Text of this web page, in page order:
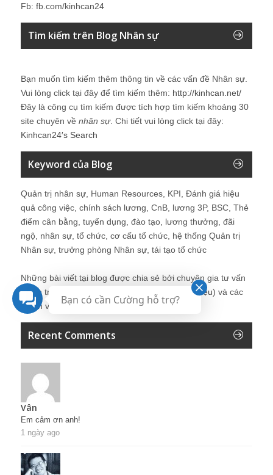
Fb: fb.com/kinhcan24
Tìm kiếm trên Blog Nhân sự
Bạn muốn tìm kiếm thêm thông tin về các vấn đề Nhân sự
Vui lòng click tại đây để tìm kiếm thêm: http://kinhcan.net/
Đây là công cụ tìm kiếm được tích hợp tìm kiếm khoảng 30
site chuyên về nhân sự. Chi tiết vui lòng click tại đây:
Kinhcan24′s Search
Keyword của Blog
Quản trị nhân sự, Human Resources, KPI, Đánh giá hiệu
quả công việc, chính sách lương, CnB, lương 3P, BSC, Thẻ
điểm cân bằng, tuyển dụng, đào tạo, lương thưởng, đãi
ngộ, nhân sự, tổ chức, cơ cấu tổ chức, hệ thống Quản trị
Nhân sự, trưởng phòng Nhân sự, tái tạo tổ chức
Những bài viết tại blog được chia sẻ bởi chuyên gia tư vấn
Quản trị Nhân sự Nguyễn Hùng Cường (
giới thiệu) và các
thành viên khác trong cộng đồng Nhân sự.
Recent Comments
Vân
Em cảm ơn anh!
1 ngày ago
Bạn có cần Cường hỗ trợ?